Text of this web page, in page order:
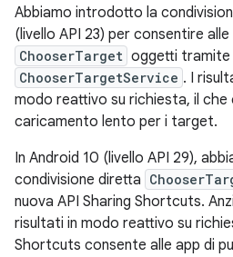
Abbiamo introdotto la
(livello API 23) per consentire
ChooserTarget oggetti tramite
ChooserTargetService . I
modo reattivo su richiesta, il
caricamento lento per i target.
In Android 10 (livello API 29),
condivisione diretta
nuova API Sharing Shortcuts.
risultati in modo reattivo su
Shortcuts consente alle app di